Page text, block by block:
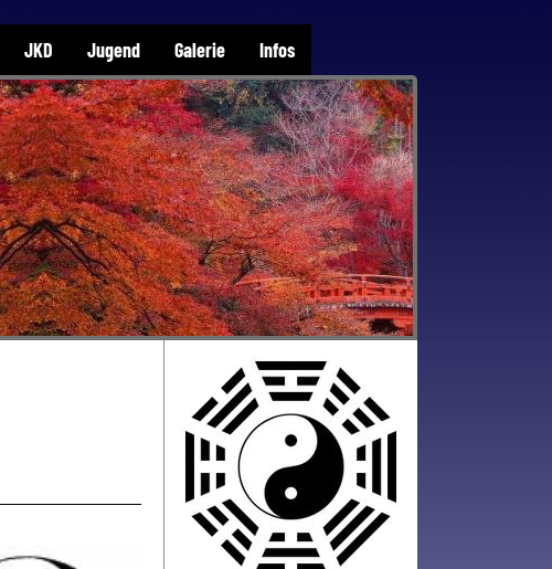
JKD Jugend Galerie Infos